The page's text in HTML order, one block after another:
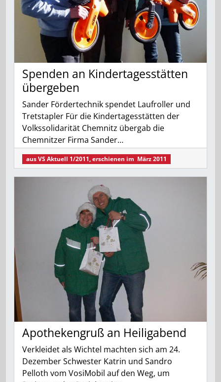
Spenden an Kindertagesstätten
übergeben
Sander Fördertechnik spendet Laufroller und
Tretstapler Für die Kindertagesstätten der
Volkssolidarität Chemnitz übergab die
Chemnitzer Firma Sander…
ausVS Aktuell 1/2011, erschienen im März 2011
Apothekengruß an Heiligabend
Verkleidet als Wichtel machten sich am 24.
Dezember Schwester Katrin und Sandro
Pelloth vom VosiMobil auf den Weg, um